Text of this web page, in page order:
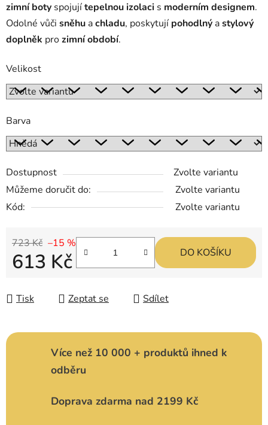
zimní boty spojujítepelnou izolaci s moderním designem.
Odolné vůči sněhu achladu, poskytují pohodlný astylový
doplněk prozimní období.
Velikost
Barva
Dostupnost
Zvolte variantu
Můžeme doručit do:
Zvolte variantu
Kód:
Zvolte variantu
723 Kč –15 %
613 Kč DO KOŠÍKU
Tisk Zeptat se Sdílet
Více než 10 000 + produktů ihned k
odběru
Doprava zdarma nad 2199 Kč